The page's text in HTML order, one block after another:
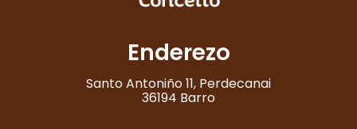
Enderezo
Santo Antoniño 11, Perdecanai
36194 Barro